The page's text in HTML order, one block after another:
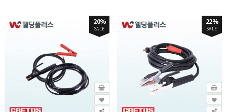
20%
SALE
22%
SALE